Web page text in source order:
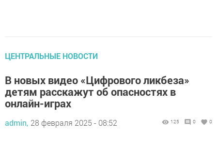
ЦЕНТРАЛЬНЫЕ НОВОСТИ
В новых видео «Цифрового ликбеза»
детям расскажут об опасностях в
онлайн-играх
admin, 28 февраля 2025 - 08:52